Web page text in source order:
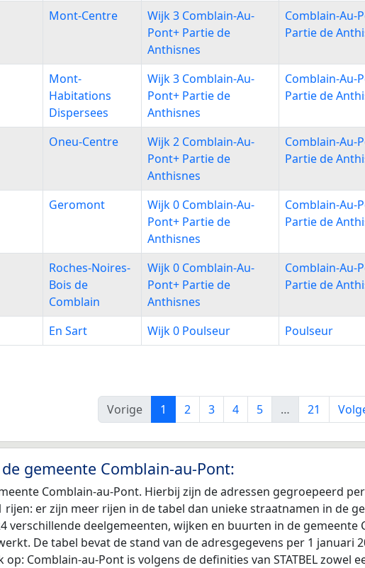
Mont-Centre
Wijk 3 Comblain-Au-
Pont+ Partie de
Anthisnes
Comblain-Au-
Partie de
Mont-
Habitations
Dispersees
Wijk 3 Comblain-Au-
Pont+ Partie de
Anthisnes
Comblain-Au-
Partie de
Oneu-Centre
Wijk 2 Comblain-Au-
Pont+ Partie de
Anthisnes
Comblain-Au-
Partie de
Geromont
Wijk 0 Comblain-Au-
Pont+ Partie de
Anthisnes
Comblain-Au-
Partie de
Roches-Noires-
Bois de
Comblain
Wijk 0 Comblain-Au-
Pont+ Partie de
Anthisnes
Comblain-Au-
Partie de
En Sart Wijk 0 Poulseur Poulseur
Vorige
1 2 3 4 5 … 21
gemeente Comblain-au-Pont:
Comblain-au-Pont. Hierbij zijn de adressen gegroepeerd
er zijn meer rijen in de tabel dan unieke straatnamen in de
deelgemeenten, wijken en buurten in de gemeente
De tabel bevat de stand van de adresgegevens per 1 januari
Comblain-au-Pont is volgens de definities van STATBEL zowel